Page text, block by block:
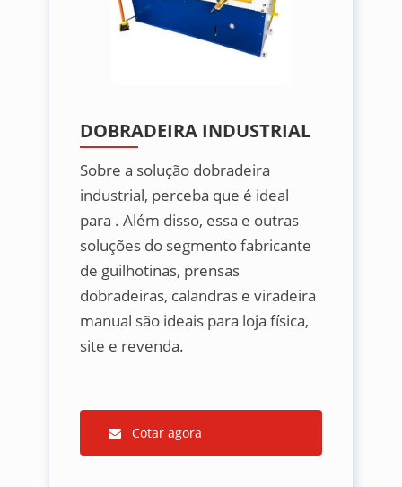
DOBRADEIRA INDUSTRIAL
Sobre a solução dobradeira
industrial, perceba que é ideal
para . Além disso, essa e outras
soluções do segmento fabricante
de guilhotinas, prensas
dobradeiras, calandras e viradeira
manual são ideais para loja física,
site e revenda.
Cotar agora